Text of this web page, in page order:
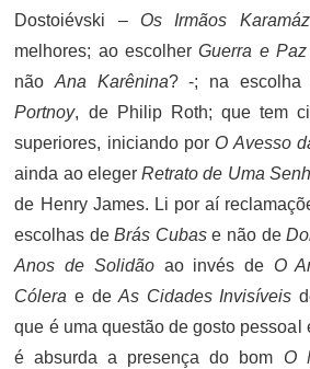
Dostoiévski – Os Irmãos
melhores; ao escolherGuerra e Paz
nãoAna Karênina? -; na escolha
Portnoy, de Philip Roth; que tem
superiores, iniciando por O Avesso
ainda ao elegerRetrato de Uma
de Henry James. Li por aí
escolhas deBrás Cubase não de
Anos de Solidãoao invés de O
Cólera e deAs Cidades Invisíveis
que é uma questão de gosto pessoal
é absurda a presença do bom O